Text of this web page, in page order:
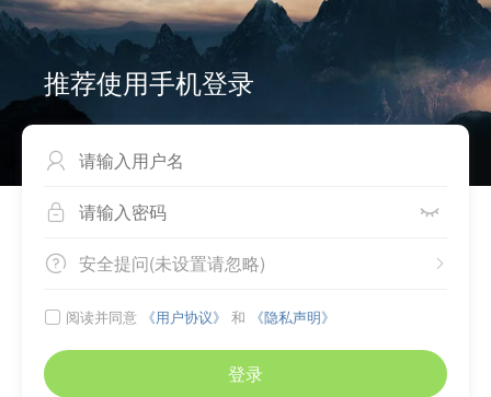
推荐使用手机登录

 
 
安全提问(未设置请忽略)
 阅读并同意 《用户协议》 和 《隐私声明》
登录